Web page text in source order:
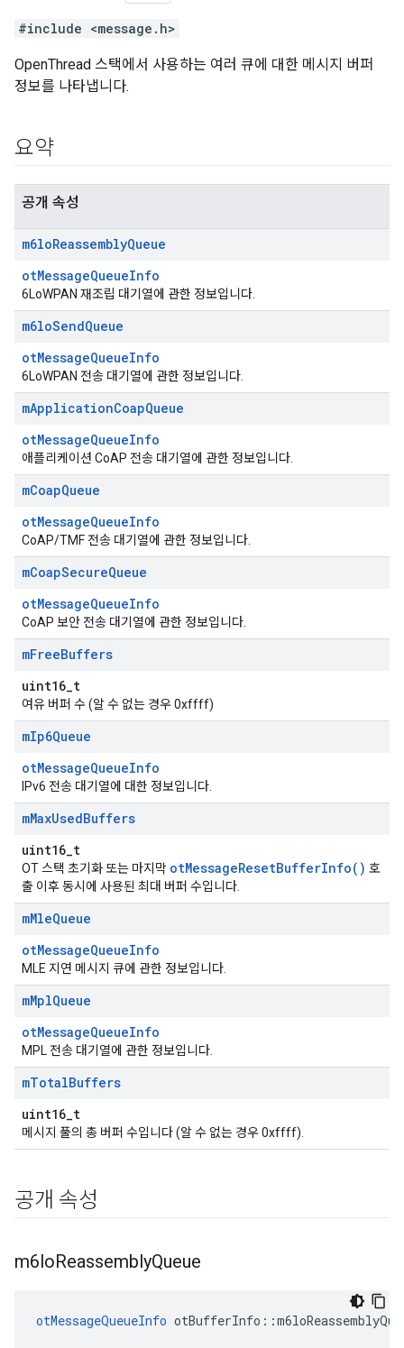
#include <message.h>
OpenThread 스택에서 사용하는 여러 큐에 대한 메시지 버퍼
정보를 나타냅니다.
요약
공개 속성
m6loReassemblyQueue
otMessageQueueInfo
6LoWPAN 재조립 대기열에 관한 정보입니다.
m6loSendQueue
otMessageQueueInfo
6LoWPAN 전송 대기열에 관한 정보입니다.
mApplicationCoapQueue
otMessageQueueInfo
애플리케이션 CoAP 전송 대기열에 관한 정보입니다.
mCoapQueue
otMessageQueueInfo
CoAP/TMF 전송 대기열에 관한 정보입니다.
mCoapSecureQueue
otMessageQueueInfo
CoAP 보안 전송 대기열에 관한 정보입니다.
mFreeBuffers
uint16_t
여유 버퍼 수 (알 수 없는 경우 0xffff)
mIp6Queue
otMessageQueueInfo
IPv6 전송 대기열에 대한 정보입니다.
mMaxUsedBuffers
uint16_t
OT 스택 초기화 또는 마지막 otMessageResetBufferInfo() 호
출 이후 동시에 사용된 최대 버퍼 수입니다.
mMleQueue
otMessageQueueInfo
MLE 지연 메시지 큐에 관한 정보입니다.
mMplQueue
otMessageQueueInfo
MPL 전송 대기열에 관한 정보입니다.
mTotalBuffers
uint16_t
메시지 풀의 총 버퍼 수입니다 (알 수 없는 경우 0xffff).
공개 속성
m6loReassemblyQueue
otMessageQueueInfo otBufferInfo ::